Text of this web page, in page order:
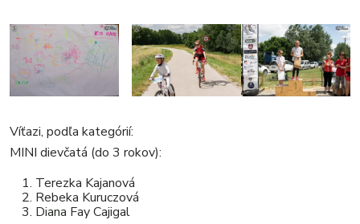
Víťazi, podľa kategórií:
MINI dievčatá (do 3 rokov):
Terezka Kajanová
Rebeka Kuruczová
Diana Fay Cajigal